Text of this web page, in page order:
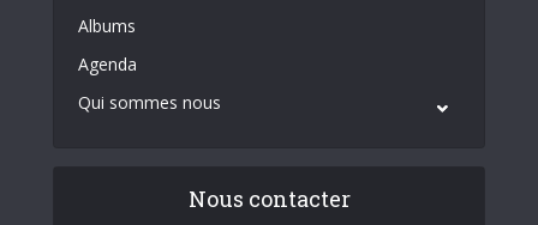
Albums
Agenda
Qui sommes nous
Nous contacter